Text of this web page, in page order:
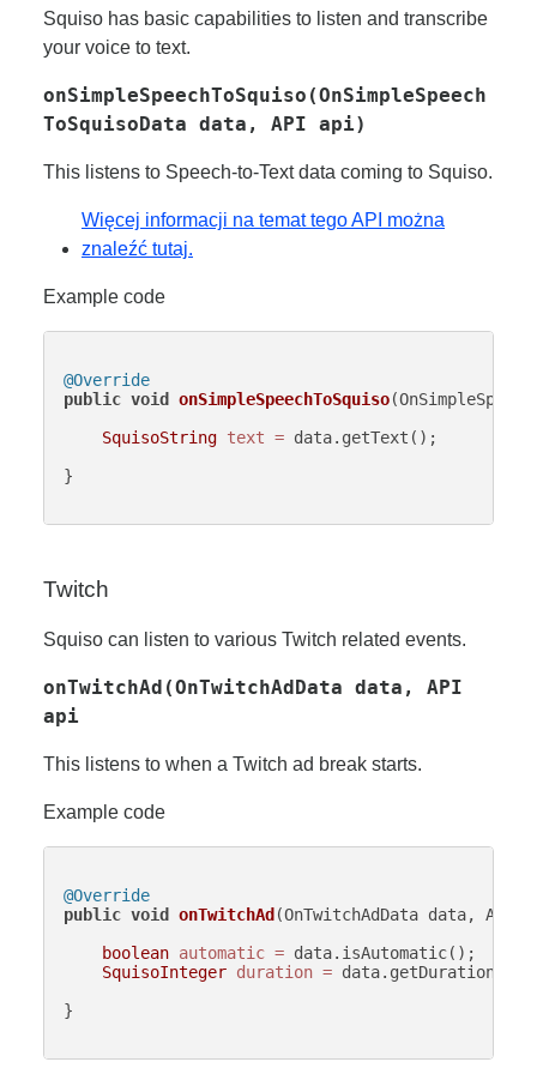
Squiso has basic capabilities to listen and transcribe
your voice to text.
onSimpleSpeechToSquiso(OnSimpleSpeech
ToSquisoData data, API api)
This listens to Speech-to-Text data coming to Squiso.
Więcej informacji na temat tego API można
znaleźć tutaj.
Example code
@Override
public void onSimpleSpeechToSquiso
SquisoString text = data.getText();
}
Twitch
Squiso can listen to various Twitch related events.
onTwitchAd(OnTwitchAdData data, API
api
This listens to when a Twitch ad break starts.
Example code
@Override
public void onTwitchAd (OnTwitchAdData data, API
boolean automatic = data.isAutomatic();
SquisoInteger duration = data.getDuration();
}